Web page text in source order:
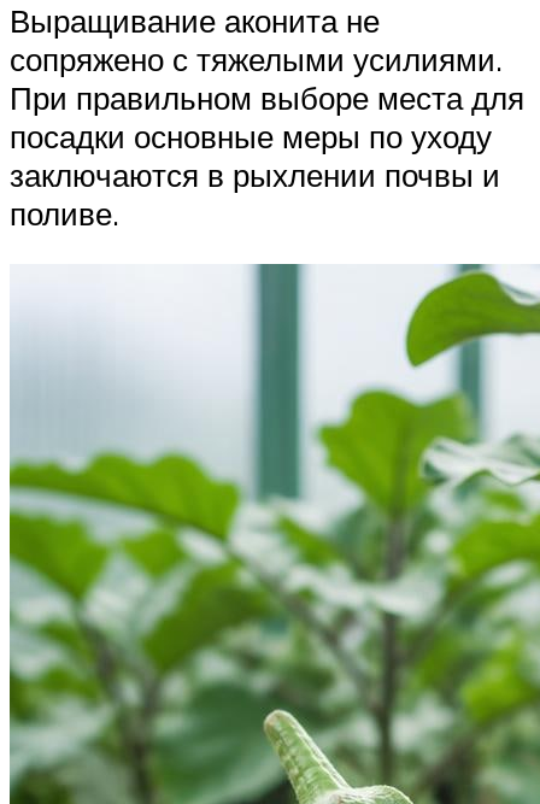
Выращивание аконита не
сопряжено с тяжелыми усилиями.
При правильном выборе места для
посадки основные меры по уходу
заключаются в рыхлении почвы и
поливе.